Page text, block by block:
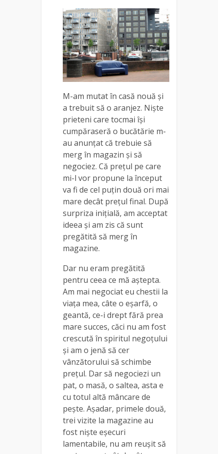
M-am mutat în casă nouă și
a trebuit să o aranjez. Niște
prieteni care tocmai își
cumpăraseră o bucătărie m-
au anunțat că trebuie să
merg în magazin și să
negociez. Că prețul pe care
mi-l vor propune la început
va fi de cel puțin două ori mai
mare decât prețul final. După
surpriza inițială, am acceptat
ideea și am zis că sunt
pregătită să merg în
magazine.
Dar nu eram pregătită
pentru ceea ce mă aștepta.
Am mai negociat eu chestii la
viața mea, câte o eșarfă, o
geantă, ce-i drept fără prea
mare succes, căci nu am fost
crescută în spiritul negoțului
și am o jenă să cer
vânzătorului să schimbe
prețul. Dar să negociezi un
pat, o masă, o saltea, asta e
cu totul altă mâncare de
pește. Așadar, primele două,
trei vizite la magazine au
fost niște eșecuri
lamentabile, nu am reușit să